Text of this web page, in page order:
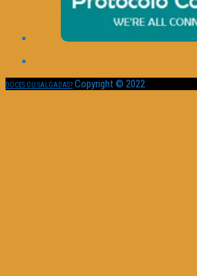
DOCES OU SALGADAS? Copyright © 2022